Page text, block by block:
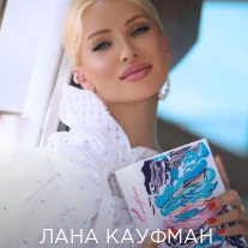
ЛАНА КАУФМАН